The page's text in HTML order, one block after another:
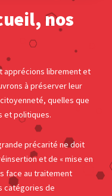
nos
apprécions librement et
à préserver leur
quelles que
et politiques.
précarité ne doit
et de « mise en
face au traitement
catégories de